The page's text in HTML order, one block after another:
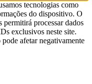
tecnologias como
do dispositivo. O
permitirá processar dados
exclusivos neste site.
afetar negativamente